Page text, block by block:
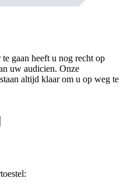
gaan heeft u nog recht op
uw audicien. Onze
altijd klaar om u op weg te